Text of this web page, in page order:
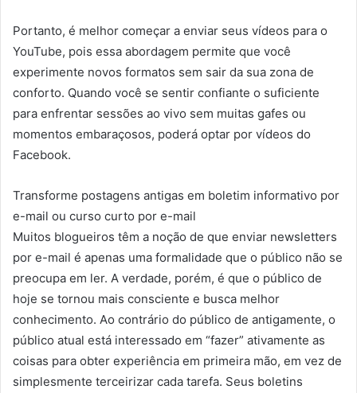
Portanto, é melhor começar a enviar seus vídeos para o
YouTube, pois essa abordagem permite que você
experimente novos formatos sem sair da sua zona de
conforto. Quando você se sentir confiante o suficiente
para enfrentar sessões ao vivo sem muitas gafes ou
momentos embaraçosos, poderá optar por vídeos do
Facebook.
Transforme postagens antigas em boletim informativo por
e-mail ou curso curto por e-mail
Muitos blogueiros têm a noção de que enviar newsletters
por e-mail é apenas uma formalidade que o público não se
preocupa em ler. A verdade, porém, é que o público de
hoje se tornou mais consciente e busca melhor
conhecimento. Ao contrário do público de antigamente, o
público atual está interessado em “fazer” ativamente as
coisas para obter experiência em primeira mão, em vez de
simplesmente terceirizar cada tarefa. Seus boletins